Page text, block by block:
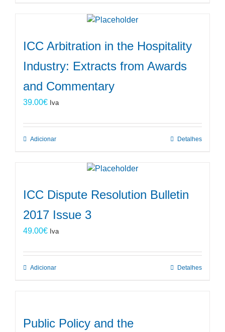
ICC Arbitration in the Hospitality
Industry: Extracts from Awards
and Commentary
39.00€ Iva
Adicionar Detalhes
ICC Dispute Resolution Bulletin
2017 Issue 3
49.00€ Iva
Adicionar Detalhes
Public Policy and the